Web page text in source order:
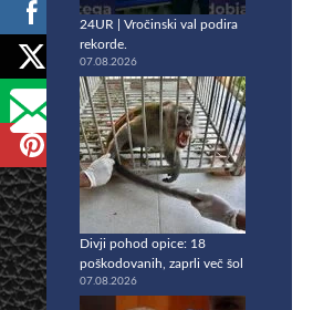
24UR | Vročinski val podira
rekorde.
07.08.2026
Divji pohod opice: 18
poškodovanih, zaprli več šol
07.08.2026